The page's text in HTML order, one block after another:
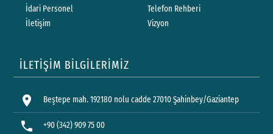
İdari Personel
İletişim
Telefon Rehberi
Vizyon
İLETİŞİM BİLGİLERİMİZ
location_on Beştepe mah. 192180 nolu cadde 27010 Şahinbey/Gaziantep
phone +90 (342) 909 75 00